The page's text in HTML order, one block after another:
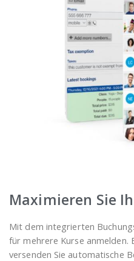
Maximieren Sie
Mit dem integrierten
für mehrere Kurse anmelden.
versenden Sie automatische